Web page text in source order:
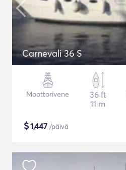
Carnevali 36 S
Moottorivene
36 ft
11 m
$1,447 /päivä